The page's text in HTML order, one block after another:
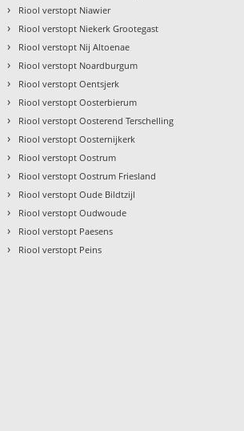
› Riool verstopt Niawier
› Riool verstopt Niekerk Grootegast
› Riool verstopt Nij Altoenae
› Riool verstopt Noardburgum
› Riool verstopt Oentsjerk
› Riool verstopt Oosterbierum
› Riool verstopt Oosterend Terschelling
› Riool verstopt Oosternijkerk
› Riool verstopt Oostrum
› Riool verstopt Oostrum Friesland
› Riool verstopt Oude Bildtzijl
› Riool verstopt Oudwoude
› Riool verstopt Paesens
› Riool verstopt Peins